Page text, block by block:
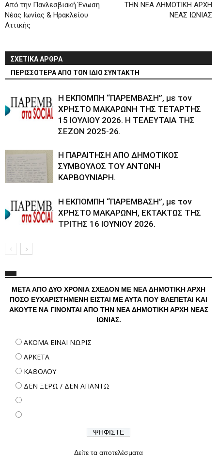
Από την Πανλεσβιακή Ένωση
Νέας Ιωνίας & Ηρακλείου
Αττικής
ΤΗΝ ΝΕΑ ΔΗΜΟΤΙΚΗ ΑΡΧΗ
ΝΕΑΣ ΙΩΝΙΑΣ
ΣΧΕΤΙΚΑ ΑΡΘΡΑ
ΠΕΡΙΣΣΟΤΕΡΑ ΑΠΟ ΤΟΝ ΙΔΙΟ ΣΥΝΤΑΚΤΗ
Η ΕΚΠΟΜΠΗ “ΠΑΡΕΜΒΑΣΗ”, με τον
ΧΡΗΣΤΟ ΜΑΚΑΡΩΝΗ ΤΗΣ ΤΕΤΑΡΤΗΣ
15 ΙΟΥΛΙΟΥ 2026. Η ΤΕΛΕΥΤΑΙΑ ΤΗΣ
ΣΕΖΟΝ 2025-26.
Η ΠΑΡΑΙΤΗΣΗ ΑΠΟ ΔΗΜΟΤΙΚΟΣ
ΣΥΜΒΟΥΛΟΣ ΤΟΥ ΑΝΤΩΝΗ
ΚΑΡΒΟΥΝΙΑΡΗ.
Η ΕΚΠΟΜΠΗ “ΠΑΡΕΜΒΑΣΗ”, με τον
ΧΡΗΣΤΟ ΜΑΚΑΡΩΝΗ, ΕΚΤΑΚΤΩΣ ΤΗΣ
ΤΡΙΤΗΣ 16 ΙΟΥΝΙΟΥ 2026.
ΜΕΤΑ ΑΠΟ ΔΥΟ ΧΡΟΝΙΑ ΣΧΕΔΟΝ ΜΕ ΝΕΑ ΔΗΜΟΤΙΚΗ ΑΡΧΗ
ΠΟΣΟ ΕΥΧΑΡΙΣΤΗΜΕΝΗ ΕΙΣΤΑΙ ΜΕ ΑΥΤΑ ΠΟΥ ΒΛΕΠΕΤΑΙ ΚΑΙ
ΑΚΟΥΤΕ ΝΑ ΓΙΝΟΝΤΑΙ ΑΠΟ ΤΗΝ ΝΕΑ ΔΗΜΟΤΙΚΗ ΑΡΧΗ ΝΕΑΣ
ΙΩΝΙΑΣ.
ΑΚΟΜΑ ΕΙΝΑΙ ΝΩΡΙΣ
ΑΡΚΕΤΑ
ΚΑΘΟΛΟΥ
ΔΕΝ ΞΕΡΩ / ΔΕΝ ΑΠΑΝΤΩ
Δείτε τα αποτελέσματα